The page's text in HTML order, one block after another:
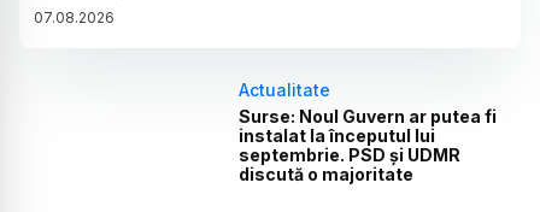
07.08.2026
Actualitate
Surse: Noul Guvern ar putea fi
instalat la începutul lui
septembrie. PSD și UDMR
discută o majoritate